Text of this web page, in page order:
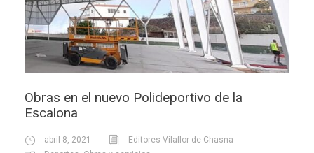
Obras en el nuevo Polideportivo de la
Escalona
abril 8, 2021
Editores Vilaflor de Chasna